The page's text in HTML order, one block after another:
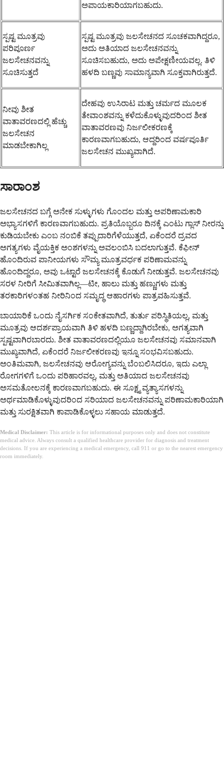
ಅಪಾಯಕಾರಿಯಾಗಬಹುದು.
ಸ್ಪಷ್ಟ ಮೂತ್ರವು
ಪರಿಪೂರ್ಣ
ಜಲಸೇಚನವನ್ನು
ಸೂಚಿಸುತ್ತದೆ
ಸ್ಪಷ್ಟ ಮೂತ್ರವು ಜಲಸೇಚನದ ಸೂಚಕವಾಗಿದ್ದರೂ,
ಅದು ಅತಿಯಾದ ಜಲಸೇಚನವನ್ನು
ಸೂಚಿಸಬಹುದು, ಅದು ಅಪೇಕ್ಷಣೀಯವಲ್ಲ. ತಿಳಿ
ಹಳದಿ ಬಣ್ಣವು ಸಾಮಾನ್ಯವಾಗಿ ಸೂಕ್ತವಾಗಿರುತ್ತದೆ.
ನೀವು ಶೀತ
ವಾತಾವರಣದಲ್ಲಿ ಹೆಚ್ಚು
ಜಲಸೇಚನ
ಮಾಡಬೇಕಾಗಿಲ್ಲ
ದೇಹವು ಉಸಿರಾಟ ಮತ್ತು ಚರ್ಮದ ಮೂಲಕ
ತೇವಾಂಶವನ್ನು ಕಳೆದುಕೊಳ್ಳುವುದರಿಂದ ಶೀತ
ವಾತಾವರಣವು ನಿರ್ಜಲೀಕರಣಕ್ಕೆ
ಕಾರಣವಾಗಬಹುದು, ಆದ್ದರಿಂದ ವರ್ಷಪೂರ್ತಿ
ಜಲಸೇಚನ ಮುಖ್ಯವಾಗಿದೆ.
ಸಾರಾಂಶ
ಜಲಸೇಚನದ ಬಗ್ಗೆ ಅನೇಕ ಸುಳ್ಳುಗಳು ಗೊಂದಲ ಮತ್ತು ಅಪರಿಣಾಮಕಾರಿ
ಅಭ್ಯಾಸಗಳಿಗೆ ಕಾರಣವಾಗಬಹುದು. ಪ್ರತಿಯೊಬ್ಬರೂ ದಿನಕ್ಕೆ ಎಂಟು ಗ್ಲಾಸ್ ನೀರನ್ನು
ಕುಡಿಯಬೇಕು ಎಂಬ ನಂಬಿಕೆ ತಪ್ಪುದಾರಿಗೆಳೆಯುತ್ತದೆ, ಏಕೆಂದರೆ ದ್ರವದ
ಅಗತ್ಯಗಳು ವೈಯಕ್ತಿಕ ಅಂಶಗಳನ್ನು ಅವಲಂಬಿಸಿ ಬದಲಾಗುತ್ತವೆ. ಕೆಫೀನ್
ಹೊಂದಿರುವ ಪಾನೀಯಗಳು ಸೌಮ್ಯ ಮೂತ್ರವರ್ಧಕ ಪರಿಣಾಮವನ್ನು
ಹೊಂದಿದ್ದರೂ, ಅವು ಒಟ್ಟಾರೆ ಜಲಸೇಚನಕ್ಕೆ ಕೊಡುಗೆ ನೀಡುತ್ತವೆ. ಜಲಸೇಚನವು
ಸರಳ ನೀರಿಗೆ ಸೀಮಿತವಾಗಿಲ್ಲ—ಟೀ, ಹಾಲು ಮತ್ತು ಹಣ್ಣುಗಳು ಮತ್ತು
ತರಕಾರಿಗಳಂತಹ ನೀರಿನಿಂದ ಸಮೃದ್ಧ ಆಹಾರಗಳು ಪಾತ್ರವಹಿಸುತ್ತವೆ.
ಬಾಯಾರಿಕೆ ಒಂದು ನೈಸರ್ಗಿಕ ಸಂಕೇತವಾಗಿದೆ, ತುರ್ತು ಪರಿಸ್ಥಿತಿಯಲ್ಲ, ಮತ್ತು
ಮೂತ್ರವು ಆದರ್ಶಪ್ರಾಯವಾಗಿ ತಿಳಿ ಹಳದಿ ಬಣ್ಣದ್ದಾಗಿರಬೇಕು, ಅಗತ್ಯವಾಗಿ
ಸ್ಪಷ್ಟವಾಗಿರಬಾರದು. ಶೀತ ವಾತಾವರಣದಲ್ಲಿಯೂ ಜಲಸೇಚನವು ಸಮಾನವಾಗಿ
ಮುಖ್ಯವಾಗಿದೆ, ಏಕೆಂದರೆ ನಿರ್ಜಲೀಕರಣವು ಇನ್ನೂ ಸಂಭವಿಸಬಹುದು.
ಅಂತಿಮವಾಗಿ, ಜಲಸೇಚನವು ಆರೋಗ್ಯವನ್ನು ಬೆಂಬಲಿಸಿದರೂ, ಇದು ಎಲ್ಲಾ
ರೋಗಗಳಿಗೆ ಒಂದು ಪರಿಹಾರವಲ್ಲ, ಮತ್ತು ಅತಿಯಾದ ಜಲಸೇಚನವು
ಅಸಮತೋಲನಕ್ಕೆ ಕಾರಣವಾಗಬಹುದು. ಈ ಸೂಕ್ಷ್ಮ ವ್ಯತ್ಯಾಸಗಳನ್ನು
ಅರ್ಥಮಾಡಿಕೊಳ್ಳುವುದರಿಂದ ಸರಿಯಾದ ಜಲಸೇಚನವನ್ನು ಪರಿಣಾಮಕಾರಿಯಾಗಿ
ಮತ್ತು ಸುರಕ್ಷಿತವಾಗಿ ಕಾಪಾಡಿಕೊಳ್ಳಲು ಸಹಾಯ ಮಾಡುತ್ತದೆ.
Medical Disclaimer: This article is for informational purposes only and does not constitute
medical advice. Always consult a qualified healthcare provider for diagnosis and treatment
decisions. If you are experiencing a medical emergency, call 911 or go to the nearest emergency
room immediately.